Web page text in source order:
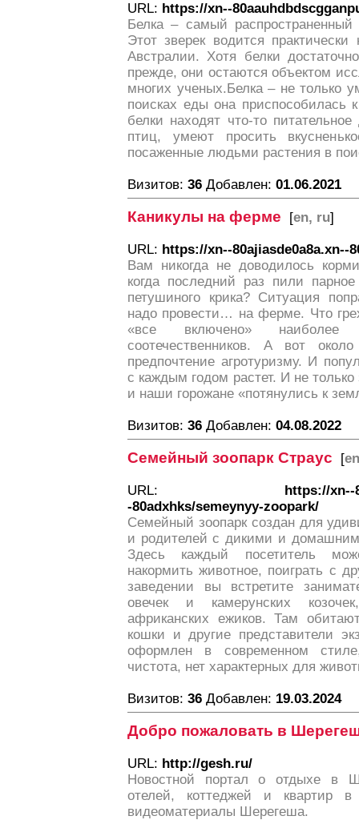
URL: https://xn--
Белка – самый
Этот зверек водится
Австралии. Хотя белки
прежде, они остаются объектом
многих ученых.Белка – не только
поисках еды она приспособилась
белки находят что-то
птиц, умеют просить
посаженные людьми растения в
Визитов: 36 Добавлен: 01.06.2021
Каникулы на ферме [en, ru]
URL: https://xn--80ajiasde0a8a.xn--
Вам никогда не доводилось
когда последний раз пили
петушиного крика? Ситуация
надо провести… на ферме. Что
«все включено»
соотечественников. А вот
предпочтение агротуризму. И
с каждым годом растет. И не
и наши горожане «потянулись к
Визитов: 36 Добавлен: 04.08.2022
Семейный зоопарк Страус [
URL: https://xn--
-80adxhks/semeynyy-zoopark/
Семейный зоопарк создан для
и родителей с дикими и
Здесь каждый посетитель
накормить животное, поиграть с
заведении вы встретите
овечек и камерунских
африканских ежиков. Там
кошки и другие представители
оформлен в современном
чистота, нет характерных для
Визитов: 36 Добавлен: 19.03.2024
Добро пожаловать в
URL: http://gesh.ru/
Новостной портал о отдыхе в
отелей, коттеджей и квартир
видеоматериалы Шерегеша.